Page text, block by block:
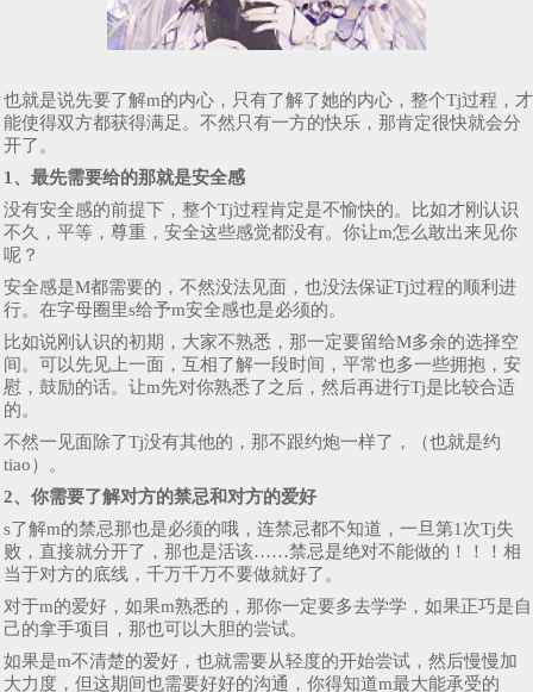
也就是说先要了解m的内心，只有了解了她的内心，整个Tj过程，才
能使得双方都获得满足。不然只有一方的快乐，那肯定很快就会分
开了。
1、最先需要给的那就是安全感
没有安全感的前提下，整个Tj过程肯定是不愉快的。比如才刚认识
不久，平等，尊重，安全这些感觉都没有。你让m怎么敢出来见你
呢？
安全感是M都需要的，不然没法见面，也没法保证Tj过程的顺利进
行。在字母圈里s给予m安全感也是必须的。
比如说刚认识的初期，大家不熟悉，那一定要留给M多余的选择空
间。可以先见上一面，互相了解一段时间，平常也多一些拥抱，安
慰，鼓励的话。让m先对你熟悉了之后，然后再进行Tj是比较合适
的。
不然一见面除了Tj没有其他的，那不跟约炮一样了，（也就是约
tiao）。
2、你需要了解对方的禁忌和对方的爱好
s了解m的禁忌那也是必须的哦，连禁忌都不知道，一旦第1次Tj失
败，直接就分开了，那也是活该……禁忌是绝对不能做的！！！相
当于对方的底线，千万千万不要做就好了。
对于m的爱好，如果m熟悉的，那你一定要多去学学，如果正巧是自
己的拿手项目，那也可以大胆的尝试。
如果是m不清楚的爱好，也就需要从轻度的开始尝试，然后慢慢加
大力度，但这期间也需要好好的沟通，你得知道m最大能承受的